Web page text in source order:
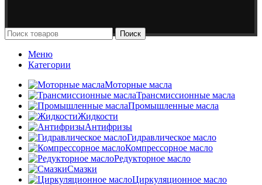
Поиск
Меню
Категории
Моторные масла
Трансмиссионные масла
Промышленные масла
Жидкости
Антифризы
Гидравлическое масло
Компрессорное масло
Редукторное масло
Смазки
Циркуляционное масло